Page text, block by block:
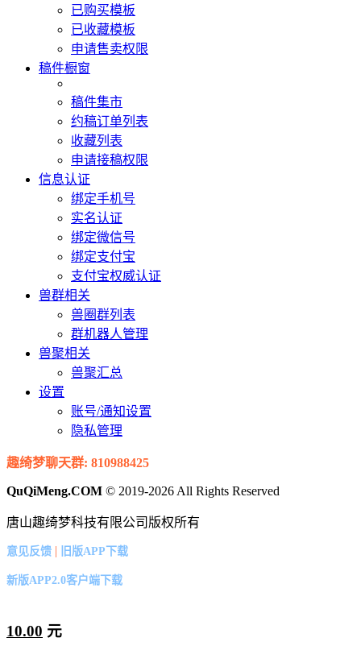
已购买模板
已收藏模板
申请售卖权限
稿件橱窗
稿件集市
约稿订单列表
收藏列表
申请接稿权限
信息认证
绑定手机号
实名认证
绑定微信号
绑定支付宝
支付宝权威认证
兽群相关
兽圈群列表
群机器人管理
兽聚相关
兽聚汇总
设置
账号/通知设置
隐私管理
趣绮梦聊天群: 810988425
QuQiMeng.COM © 2019-2026 All Rights Reserved
唐山趣绮梦科技有限公司版权所有
意见反馈 | 旧版APP下载
新版APP2.0客户端下载
10.00 元